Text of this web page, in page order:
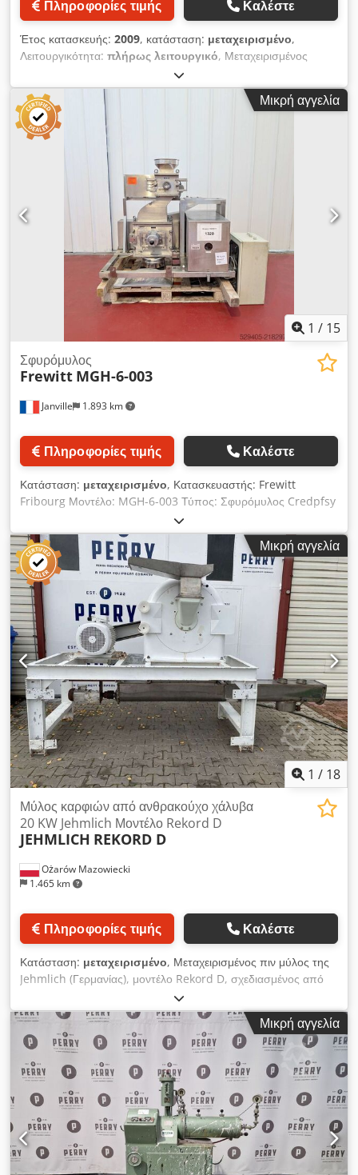
Πληροφορίες τιμής Καλέστε
Έτος κατασκευής: 2009, κατάσταση: μεταχειρισμένο,
Λειτουργικότητα: πλήρως λειτουργικό, Μεταχειρισμένος
ανοξείδωτος κοκκοποιητής ταλάντωσης Frewitt Μοντέλο MF3.
Csdpfjyzhm Uex Aggsrf - Κατασκευαστής: FREWITT (Ελβετία)
- Μοντέλο: DM - MF 3 - Κίνηση: 1,1 kW, μηχανικό κιβώτιο
ταχυτήτων μεταβλητών στροφών με εύρος 48-257 σ.α.λ. -
Προστασία: Atex πιστοποιημένο, Ομάδα σκόνης: εσωτερικά II
1D, εξωτερικά II 2D, IP65, T3=200°C - Άλλα: Τοποθετημένο σε
ανοξείδωτο τραπέζι.
Μικρή αγγελία
1 / 15
Janville 1.893 km
Σφυρόμυλος
Frewitt MGH-6-003
Πληροφορίες τιμής Καλέστε
Κατάσταση: μεταχειρισμένο, Κατασκευαστής: Frewitt
Fribourg Μοντέλο: MGH-6-003 Τύπος: Σφυρόμυλος Credpfsy
Ihdtsx Aggjf Υλικά: Ανοξείδωτο ατσάλι Κατάταξη: Atex
Κινητήρας Felten & Guilleaume: 4 KW Εργαλείο λείανσης
ρότορα: 260 mm Βάθος θαλάμου κονιορτοποίησης: 19 εκ.
Έξοδος προϊόντος: Ø 250 mm Τροφοδοσία προϊόντος ->
Περιστροφική βαλβίδα: Frewitt DR 0150 3 (0,12 KW)
Διατίθενται διάφορα κόσκινα: 400 - 425 - 450 - 500 µm.
Μικρή αγγελία
1 / 18
Ożarów Mazowiecki
1.465 km
Μύλος καρφιών από ανθρακούχο χάλυβα
20 KW Jehmlich Μοντέλο Rekord D
JEHMLICH REKORD D
Πληροφορίες τιμής Καλέστε
Κατάσταση: μεταχειρισμένο, Μεταχειρισμένος πιν μύλος της
Jehmlich (Γερμανίας), μοντέλο Rekord D, σχεδιασμένος από
ανθρακούχο χάλυβα. Το σώμα του μύλου είναι
κατασκευασμένο από χυτοσίδηρο. Η μονάδα διαθέτει δίσκους
άλεσης διαμέτρου 610 mm από ανθρακούχο χάλυβα. Ο μύλος
διαθέτει έναν σταθερό και έναν περιστρεφόμενο δίσκο άλεσης,
που κινείται με ιμάντες και ανθεκτικό σε εκρήξεις
ηλεκτροκινητήρα ισχύος 20 kW, 2940 rpm, 380 V, 50 Hz. Η
μηχανή είναι εξοπλισμένη με χοάνη τροφοδοσίας από
ανοξείδωτο χάλυβα και κάτω έξοδο εκκένωσης. Κάτω από την
έξοδο του μύλου έχει εγκατασταθεί κοχλιωτός μεταφορέας με
θάλαμο από ανοξείδωτο χάλυβα και κοχλία από γαλβανισμένο
ανθρακούχο χάλυβα, κινούμενο με μειωτήρα και
Μικρή αγγελία